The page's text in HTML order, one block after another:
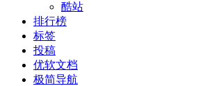
酷站
排行榜
标签
投稿
优软文档
极简导航